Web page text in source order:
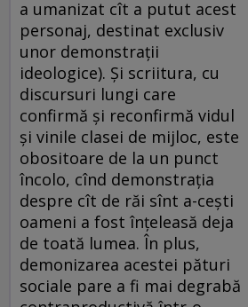
a umanizat cît a putut acest
personaj, destinat exclusiv
unor demonstraţii
ideologice). Şi scriitura, cu
discursuri lungi care
confirmă şi reconfirmă vidul
şi vinile clasei de mijloc, este
obositoare de la un punct
încolo, cînd demonstraţia
despre cît de răi sînt a-ceşti
oameni a fost înţeleasă deja
de toată lumea. În plus,
demonizarea acestei pături
sociale pare a fi mai degrabă